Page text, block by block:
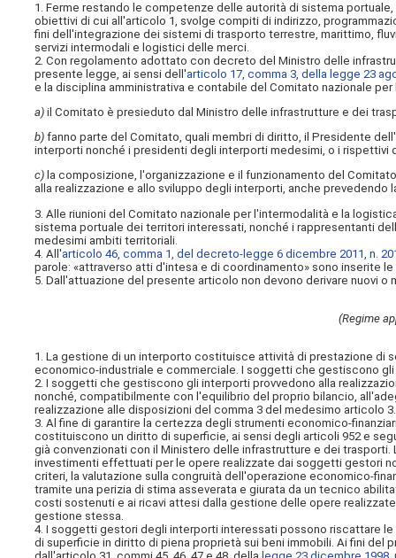
1. Ferme restando le competenze delle autorità di sistema
obiettivi di cui all'articolo 1, svolge compiti di indirizzo,
fini dell'integrazione dei sistemi di trasporto terrestre, marittimo,
servizi intermodali e logistici delle merci.
2. Con regolamento adottato con decreto del Ministro delle
presente legge, ai sensi dell'articolo 17, comma 3, della legge 23
e la disciplina amministrativa e contabile del Comitato nazionale
a) il Comitato è presieduto dal Ministro delle infrastrutture e dei
b) fanno parte del Comitato, quali membri di diritto, il Presidente
interporti nonché i presidenti degli interporti medesimi, o i rispettivi
c) la composizione, l'organizzazione e il funzionamento del
alla realizzazione e allo sviluppo degli interporti, anche
3. Alle riunioni del Comitato nazionale per l'intermodalità e la
sistema portuale dei territori interessati, nonché i rappresentanti
medesimi ambiti territoriali.
4. All'articolo 46, comma 1, del decreto-legge 6 dicembre 2011, n.
parole: «attraverso atti d'intesa e di coordinamento» sono inserite
5. Dall'attuazione del presente articolo non devono derivare nuovi o
(Regime
1. La gestione di un interporto costituisce attività di prestazione di
economico-industriale e commerciale. I soggetti che gestiscono
2. I soggetti che gestiscono gli interporti provvedono alla
nonché, compatibilmente con l'equilibrio del proprio bilancio,
realizzazione alle disposizioni del comma 3 del medesimo articolo 3.
3. Al fine di garantire la certezza degli strumenti economico-
costituiscono un diritto di superficie, ai sensi degli articoli 952 e
già convenzionati con il Ministero delle infrastrutture e dei
investimenti effettuati per le opere realizzate dai soggetti gestori
criteri, la valutazione sulla congruità dell'operazione economico-
tramite una perizia di stima asseverata e giurata da un tecnico
costi sostenuti e ai ricavi attesi dalla gestione delle opere
gestione stessa.
4. I soggetti gestori degli interporti interessati possono riscattare
di superficie in diritto di piena proprietà sui beni immobili. Ai fini